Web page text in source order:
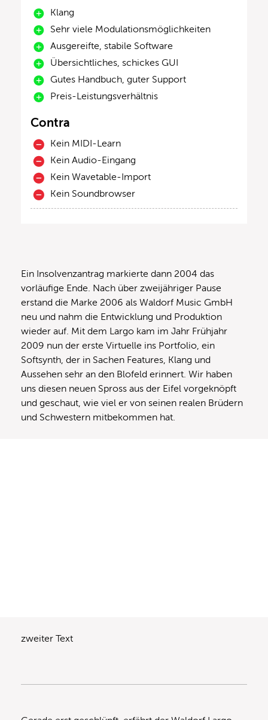
Klang
Sehr viele Modulationsmöglichkeiten
Ausgereifte, stabile Software
Übersichtliches, schickes GUI
Gutes Handbuch, guter Support
Preis-Leistungsverhältnis
Contra
Kein MIDI-Learn
Kein Audio-Eingang
Kein Wavetable-Import
Kein Soundbrowser
Ein Insolvenzantrag markierte dann 2004 das
vorläufige Ende. Nach über zweijähriger Pause
erstand die Marke 2006 als Waldorf Music GmbH
neu und nahm die Entwicklung und Produktion
wieder auf. Mit dem Largo kam im Jahr Frühjahr
2009 nun der erste Virtuelle ins Portfolio, ein
Softsynth, der in Sachen Features, Klang und
Aussehen sehr an den Blofeld erinnert. Wir haben
uns diesen neuen Spross aus der Eifel vorgeknöpft
und geschaut, wie viel er von seinen realen Brüdern
und Schwestern mitbekommen hat.
zweiter Text